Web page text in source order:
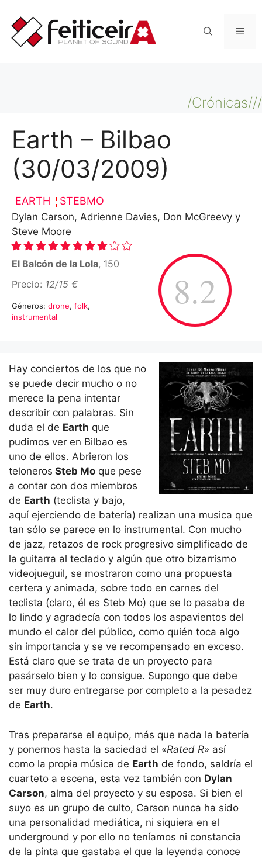
contenido
/Crónicas///
Earth – Bilbao
(30/03/2009)
EARTH STEBMO
Dylan Carson, Adrienne Davies, Don McGreevy y
Steve Moore
8.2
El Balcón de la Lola, 150
Precio: 12/15 €
Géneros: drone, folk,
instrumental
Hay conciertos de los que no
se puede decir mucho o no
merece la pena intentar
describir con palabras. Sin
duda el de Earth que
pudimos ver en Bilbao es
uno de ellos. Abrieron los
teloneros Steb Mo que pese
a contar con dos miembros
de Earth (teclista y bajo,
aquí ejerciendo de batería) realizan una musica que
tan sólo se parece en lo instrumental. Con mucho
de jazz, retazos de rock progresivo simplificado de
la guitarra al teclado y algún que otro bizarrismo
videojueguil, se mostraron como una propuesta
certera y animada, sobre todo en carnes del
teclista (claro, él es Steb Mo) que se lo pasaba de
lo lindo y agradecía con todos los aspavientos del
mundo el calor del público, como quién toca algo
sin importancia y se ve recompensado en exceso.
Está claro que se trata de un proyecto para
pasárselo bien y lo consigue. Supongo que debe
ser muy duro entregarse por completo a la pesadez
de Earth.
Tras prepararse el equipo, más que nada la batería
y ponernos hasta la saciedad el «Rated R» así
como la propia música de Earth de fondo, saldría el
cuarteto a escena, esta vez también con Dylan
Carson, alma del proyecto y su esposa. Si bien el
suyo es un grupo de culto, Carson nunca ha sido
una personalidad mediática, ni siquiera en el
underground y por ello no teníamos ni constancia
de la pinta que gastaba el que la leyenda conoce